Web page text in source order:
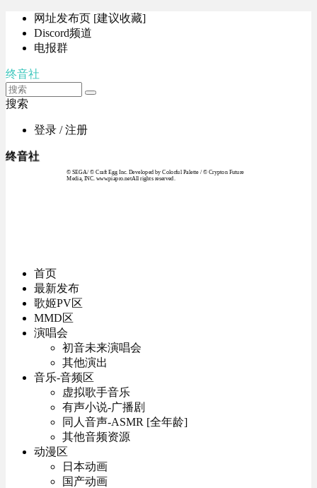
网址发布页 [建议收藏]
Discord频道
电报群
终音社
搜索
登录 / 注册
终音社
© SEGA / © Craft Egg Inc. Developed by Colorful Palette / © Crypton Future
Media, INC. www.piapro.netAll rights reserved.
首页
最新发布
歌姬PV区
MMD区
演唱会
初音未来演唱会
其他演出
音乐-音频区
虚拟歌手音乐
有声小说-广播剧
同人音声-ASMR [全年龄]
其他音频资源
动漫区
日本动画
国产动画